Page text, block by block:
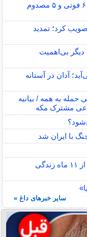
تصادف زنجیره‌ای در جاده سلماس - ارومیه ۶ فوتی و ۵ مصدوم
کرد؛ تمدید
دیگر بی‌اهمیت
آدان در آستانه
حمله به همه / بیانیه
مشترک مکه
با ایران شد
دستگیری قاتل قهرمان کراسفیت کشور بعد از ۱۱ ماه زندگی
سایر خبرهای داغ »